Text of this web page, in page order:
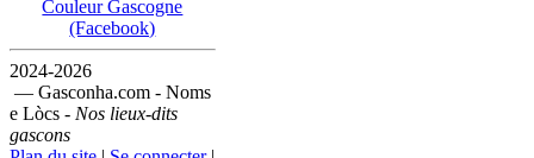
Couleur Gascogne
(Facebook)
2024-2026
— Gasconha.com - Noms
e Lòcs - Nos lieux-dits
gascons